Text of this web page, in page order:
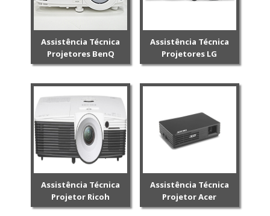
Assistência Técnica
Projetores BenQ
Assistência Técnica
Projetores LG
Assistência Técnica
Projetor Ricoh
Assistência Técnica
Projetor Acer